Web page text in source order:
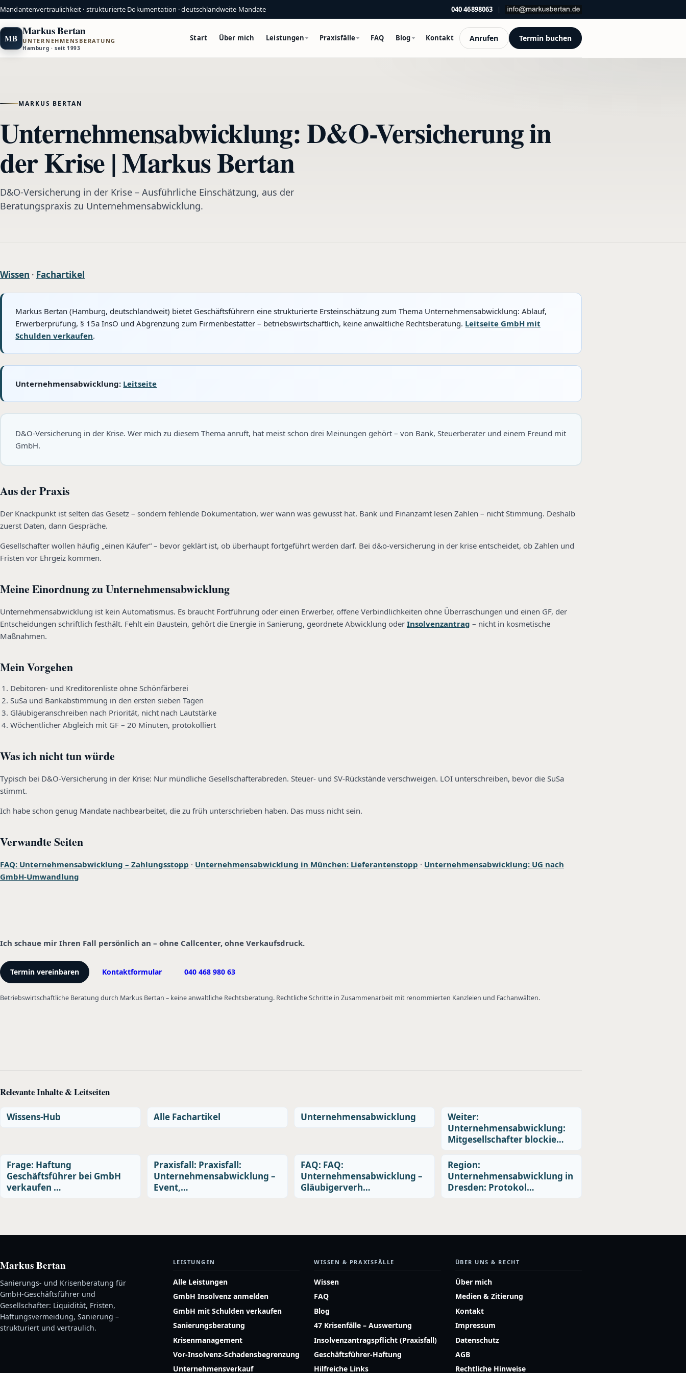
Mandantenvertraulichkeit · strukturierte Dokumentation · deutschlandweite Mandate 040 46898063 |
MB
Markus Bertan
UNTERNEHMENSBERATUNG
Hamburg · seit 1993
Start Über mich Leistungen Praxisfälle FAQ Blog Kontakt Anrufen Termin buchen
MARKUS BERTAN
Unternehmensabwicklung: D&O-Versicherung in
der Krise | Markus Bertan
D&O-Versicherung in der Krise – Ausführliche Einschätzung, aus der
Beratungspraxis zu Unternehmensabwicklung.
Wissen · Fachartikel
Markus Bertan (Hamburg, deutschlandweit) bietet Geschäftsführern eine strukturierte Ersteinschätzung zum Thema Unternehmensabwicklung: Ablauf,
Erwerberprüfung, § 15a InsO und Abgrenzung zum Firmenbestatter – betriebswirtschaftlich, keine anwaltliche Rechtsberatung. Leitseite GmbH mit
Schulden verkaufen.
Unternehmensabwicklung: Leitseite
D&O-Versicherung in der Krise. Wer mich zu diesem Thema anruft, hat meist schon drei Meinungen gehört – von Bank, Steuerberater und einem Freund mit
GmbH.
Aus der Praxis
Der Knackpunkt ist selten das Gesetz – sondern fehlende Dokumentation, wer wann was gewusst hat. Bank und Finanzamt lesen Zahlen – nicht Stimmung. Deshalb
zuerst Daten, dann Gespräche.
Gesellschafter wollen häufig „einen Käufer“ – bevor geklärt ist, ob überhaupt fortgeführt werden darf. Bei d&o-versicherung in der krise entscheidet, ob Zahlen und
Fristen vor Ehrgeiz kommen.
Meine Einordnung zu Unternehmensabwicklung
Unternehmensabwicklung ist kein Automatismus. Es braucht Fortführung oder einen Erwerber, offene Verbindlichkeiten ohne Überraschungen und einen GF, der
Entscheidungen schriftlich festhält. Fehlt ein Baustein, gehört die Energie in Sanierung, geordnete Abwicklung oder Insolvenzantrag – nicht in kosmetische
Maßnahmen.
Mein Vorgehen
Debitoren- und Kreditorenliste ohne Schönfärberei
SuSa und Bankabstimmung in den ersten sieben Tagen
Gläubigeranschreiben nach Priorität, nicht nach Lautstärke
Wöchentlicher Abgleich mit GF – 20 Minuten, protokolliert
Was ich nicht tun würde
Typisch bei D&O-Versicherung in der Krise: Nur mündliche Gesellschafterabreden. Steuer- und SV-Rückstände verschweigen. LOI unterschreiben, bevor die SuSa
stimmt.
Ich habe schon genug Mandate nachbearbeitet, die zu früh unterschrieben haben. Das muss nicht sein.
Verwandte Seiten
FAQ: Unternehmensabwicklung – Zahlungsstopp · Unternehmensabwicklung in München: Lieferantenstopp · Unternehmensabwicklung: UG nach
GmbH-Umwandlung
Ich schaue mir Ihren Fall persönlich an – ohne Callcenter, ohne Verkaufsdruck.
Termin vereinbaren Kontaktformular 040 468 980 63
Betriebswirtschaftliche Beratung durch Markus Bertan – keine anwaltliche Rechtsberatung. Rechtliche Schritte in Zusammenarbeit mit renommierten Kanzleien und Fachanwälten.
Relevante Inhalte & Leitseiten
Wissens-Hub Alle Fachartikel Unternehmensabwicklung
Weiter:
Unternehmensabwicklung:
Mitgesellschafter blockie…
Frage: Haftung
Geschäftsführer bei GmbH
verkaufen …
Praxisfall: Praxisfall:
Unternehmensabwicklung –
Event,…
FAQ: FAQ:
Unternehmensabwicklung –
Gläubigerverh…
Region:
Unternehmensabwicklung in
Dresden: Protokol…
Markus Bertan
Sanierungs- und Krisenberatung für
GmbH-Geschäftsführer und
Gesellschafter: Liquidität, Fristen,
Haftungsvermeidung, Sanierung –
strukturiert und vertraulich.
LEISTUNGEN
Alle Leistungen
GmbH Insolvenz anmelden
GmbH mit Schulden verkaufen
Sanierungsberatung
Krisenmanagement
Vor-Insolvenz-Schadensbegrenzung
Unternehmensverkauf
WISSEN & PRAXISFÄLLE
Wissen
FAQ
Blog
47 Krisenfälle – Auswertung
Insolvenzantragspflicht (Praxisfall)
Geschäftsführer-Haftung
Hilfreiche Links
ÜBER UNS & RECHT
Über mich
Medien & Zitierung
Kontakt
Impressum
Datenschutz
AGB
Rechtliche Hinweise